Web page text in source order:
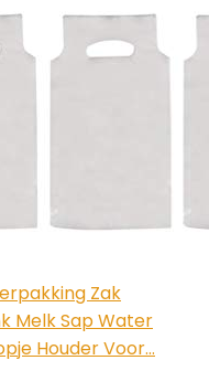
Zak
Melk Sap Water
Houder Voor…